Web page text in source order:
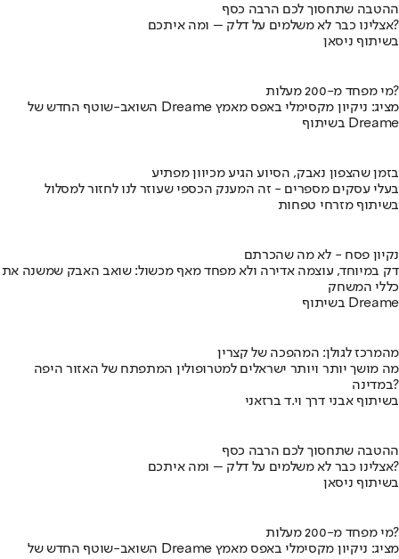
ההטבה שתחסוך לכם הרבה כסף
אצלינו כבר לא משלמים על דלק – ומה איתכם?
בשיתוף ניסאן
מי מפחד מ-200 מעלות?
השואב-שוטף החדש של Dreame מציג: ניקיון מקסימלי באפס מאמץ
בשיתוף Dreame
בזמן שהצפון נאבק, הסיוע הגיע מכיוון מפתיע
בעלי עסקים מספרים - זה המענק הכספי שעוזר לנו לחזור למסלול
בשיתוף מזרחי טפחות
נקיון פסח - לא מה שהכרתם
דק במיוחד, עוצמה אדירה ולא מפחד מאף מכשול: שואב האבק שמשנה את
כללי המשחק
בשיתוף Dreame
מהמרכז לגולן: המהפכה של קצרין
מה מושך יותר ויותר ישראלים למטרופולין המתפתח של האזור היפה
במדינה?
בשיתוף אבני דרך וי.ד ברזאני
ההטבה שתחסוך לכם הרבה כסף
אצלינו כבר לא משלמים על דלק – ומה איתכם?
בשיתוף ניסאן
מי מפחד מ-200 מעלות?
השואב-שוטף החדש של Dreame מציג: ניקיון מקסימלי באפס מאמץ